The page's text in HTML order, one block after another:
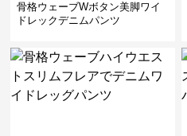
骨格ウェーブWボタン美脚ワイ
ドレックデニムパンツ